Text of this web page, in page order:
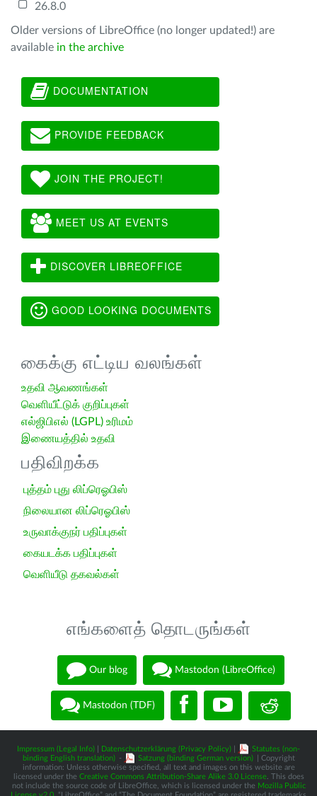
26.8.0
Older versions of LibreOffice (no longer updated!) are
available in the archive
DOCUMENTATION
PROVIDE FEEDBACK
JOIN THE PROJECT!
MEET US AT EVENTS
DISCOVER LIBREOFFICE
GOOD LOOKING DOCUMENTS
கைக்கு எட்டிய வலங்கள்
உதவி ஆவணங்கள்
வெளியீட்டுக் குறிப்புகள்
எல்ஜிபிஎல் (LGPL) உரிமம்
இணையத்தில் உதவி
பதிவிறக்க
புத்தம் புது லிப்ரெஓபிஸ்
நிலையான லிப்ரெஓபிஸ்
உருவாக்குநர் பதிப்புகள்
கையடக்க பதிப்புகள்
வெளியீடு தகவல்கள்
எங்களைத் தொடருங்கள்
Our blog Mastodon (LibreOffice)
Mastodon (TDF)
Impressum (Legal Info) Datenschutzerklärung (Privacy Policy)
Statutes (non-
binding English translation) - Satzung (binding German version)
| Copyright
information: Unless otherwise specified, all text and images on this website are
licensed under the Creative Commons Attribution-Share Alike 3.0 License. This does
not include the source code of LibreOffice, which is licensed under the Mozilla Public